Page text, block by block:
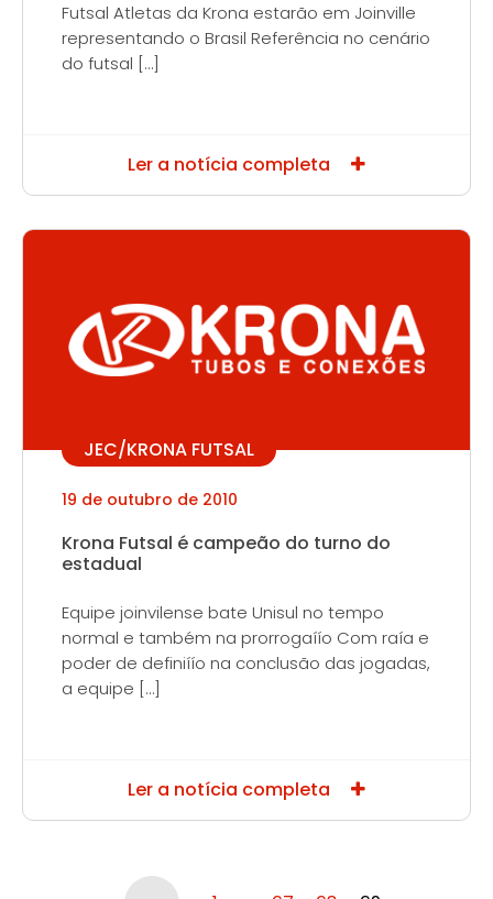
Futsal Atletas da Krona estarão em Joinville
representando o Brasil Referência no cenário
do futsal […]
Ler a notícia completa
JEC/KRONA FUTSAL
19 de outubro de 2010
Krona Futsal é campeão do turno do
estadual
Equipe joinvilense bate Unisul no tempo
normal e também na prorrogaíío Com raía e
poder de definiíío na conclusão das jogadas,
a equipe […]
Ler a notícia completa